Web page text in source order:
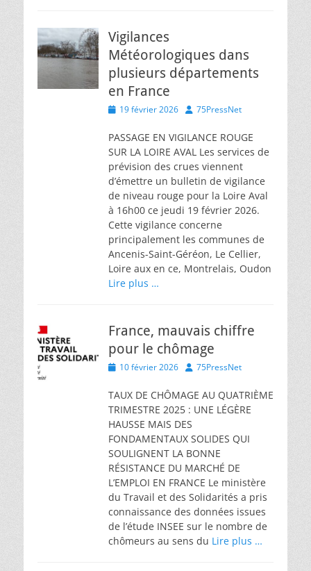
Vigilances
Météorologiques dans
plusieurs départements
en France
Posted19 février 2026 Author
75PressNet
PASSAGE EN VIGILANCE ROUGE
SUR LA LOIRE AVAL Les services de
prévision des crues viennent
d’émettre un bulletin de vigilance
de niveau rouge pour la Loire Aval
à 16h00 ce jeudi 19 février 2026.
Cette vigilance concerne
principalement les communes de
Ancenis-Saint-Géréon, Le Cellier,
Loire aux en ce, Montrelais, Oudon
Lire plus …
France, mauvais chiffre
pour le chômage
Posted10 février 2026 Author
75PressNet
TAUX DE CHÔMAGE AU QUATRIÈME
TRIMESTRE 2025 : UNE LÉGÈRE
HAUSSE MAIS DES
FONDAMENTAUX SOLIDES QUI
SOULIGNENT LA BONNE
RÉSISTANCE DU MARCHÉ DE
L’EMPLOI EN FRANCE Le ministère
du Travail et des Solidarités a pris
connaissance des données issues
de l’étude INSEE sur le nombre de
chômeurs au sens du Lire plus …